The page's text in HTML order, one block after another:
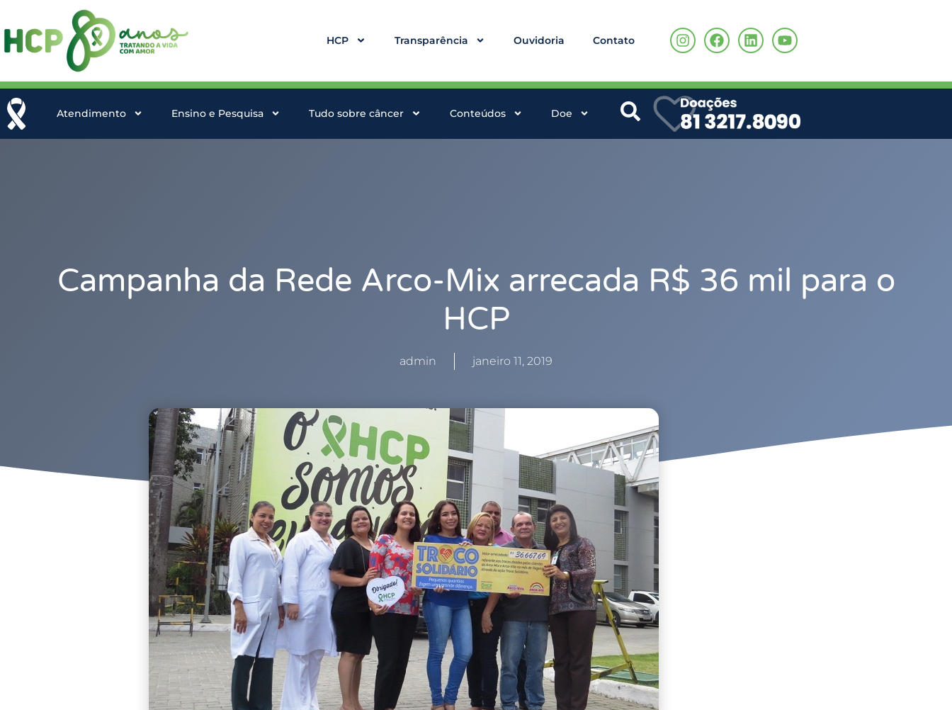
HCP Transparência Ouvidoria Contato
Atendimento Ensino e Pesquisa Tudo sobre câncer Conteúdos Doe
Campanha da Rede Arco-Mix arrecada R$ 36 mil para o
HCP
admin janeiro 11, 2019